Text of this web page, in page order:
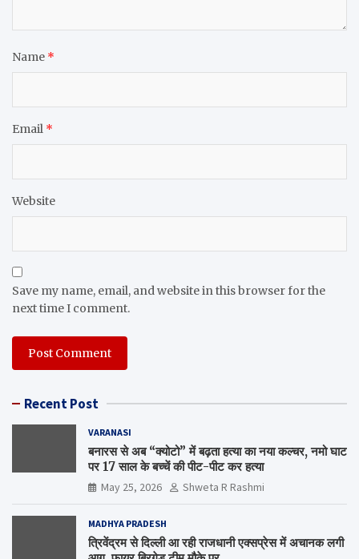
Name *
Email *
Website
Save my name, email, and website in this browser for the
next time I comment.
Recent Post
VARANASI
बनारस से अब “क्योटो” में बढ़ता हत्या का नया कल्चर, नमो घाट
पर 17 साल के बच्चें की पीट-पीट कर हत्या
May 25, 2026 Shweta R Rashmi
MADHYA PRADESH
त्रिवेंद्रम से दिल्ली आ रही राजधानी एक्सप्रेस में अचानक लगी